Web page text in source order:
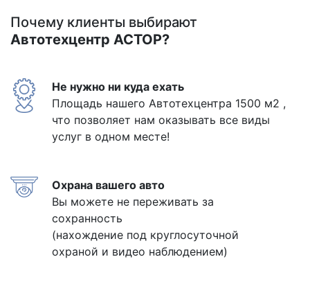
Почему клиенты выбирают
Автотехцентр АСТОР?
Не нужно ни куда ехать
Площадь нашего Автотехцентра 1500 м2 ,
что позволяет нам оказывать все виды
услуг в одном месте!
Охрана вашего авто
Вы можете не переживать за
сохранность
(нахождение под круглосуточной
охраной и видео наблюдением)